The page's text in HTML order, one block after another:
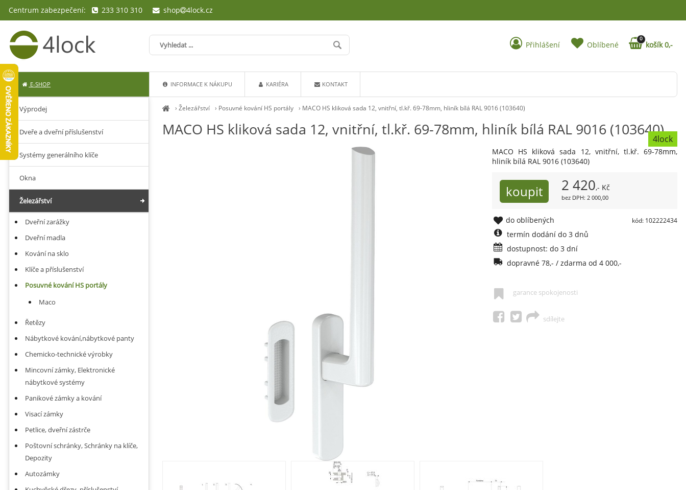
›Železářství › Posuvné kování HS portály › MACO HS kliková sada 12, vnitřní, tl.kř. 69-78mm, hliník bílá RAL 9016 (103640)
MACO HS kliková sada 12, vnitřní, tl.kř. 69-78mm, hliník bílá RAL 9016 (103640)
MACO HS kliková sada 12, vnitřní, tl.kř. 69-78mm,
hliník bílá RAL 9016 (103640)
4lock
2 420,- Kč
bez DPH: 2 000,00
kód: 102222434
do oblíbených
termín dodání do 3 dnů
dostupnost: do 3 dní
dopravné 78,- / zdarma od 4 000,-
garance spokojenosti
sdílejte
Výprodej
Dveře a dveřní příslušenství
Systémy generálního klíče
Okna
Železářství
Dveřní zarážky
Dveřní madla
Kování na sklo
Klíče a příslušenství
Posuvné kování HS portály
Maco
Řetězy
Nábytkové kování,nábytkové panty
Chemicko-technické výrobky
Mincovní zámky, Elektronické
nábytkové systémy
Panikové zámky a kování
Visací zámky
Petlice, dveřní zástrče
Poštovní schránky, Schránky na klíče,
Depozity
Autozámky
E-SHOP INFORMACE K NÁKUPU KARIÉRA KONTAKT
Přihlášení Oblíbené
0
košík 0,-
Centrum zabezpečení: 233 310 310 shop 4lock.cz